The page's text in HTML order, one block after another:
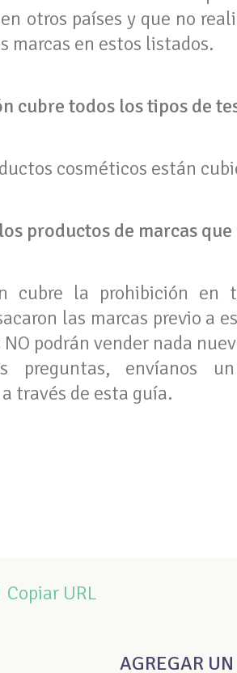
otros países y que no
marcas en estos listados.
cubre todos los tipos de
cosméticos están
productos de marcas
cubre la prohibición en
las marcas previo a
NO podrán vender nada
preguntas, envíanos
través de esta guía.
Copiar URL
AGREGAR